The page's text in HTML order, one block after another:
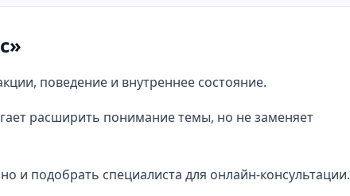
поведение и внутреннее состояние.
расширить понимание темы, но не заменяет
и подобрать специалиста для онлайн-консультации.